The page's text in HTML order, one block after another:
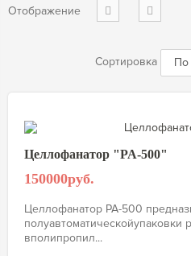
Отображение
Сортировка
Целлофанатор "PA-500"
150000руб.
Целлофанатор PA-500
полуавтоматическойупаковки
вполипропил...